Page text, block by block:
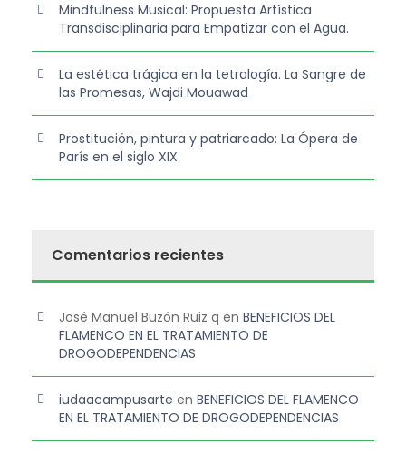
Mindfulness Musical: Propuesta Artística
Transdisciplinaria para Empatizar con el Agua.
La estética trágica en la tetralogía. La Sangre de
las Promesas, Wajdi Mouawad
Prostitución, pintura y patriarcado: La Ópera de
París en el siglo XIX
Comentarios recientes
José Manuel Buzón Ruiz q en BENEFICIOS DEL
FLAMENCO EN EL TRATAMIENTO DE
DROGODEPENDENCIAS
iudaacampusarte en BENEFICIOS DEL FLAMENCO
EN EL TRATAMIENTO DE DROGODEPENDENCIAS